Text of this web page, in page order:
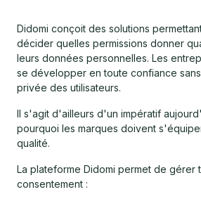
Didomi conçoit des solutions
décider quelles permissions donner
leurs données personnelles. Les
se développer en toute confiance
privée des utilisateurs.
Il s'agit d'ailleurs d'un impératif
pourquoi les marques doivent
qualité.
La plateforme Didomi permet de gérer
consentement :